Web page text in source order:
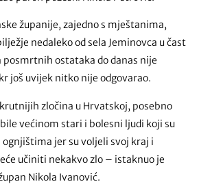
županije, zajedno s mještanima,
nedaleko od sela Jeminovca u čast
ostataka do danas nije
još uvijek nitko nije odgovarao.
zločina u Hrvatskoj, posebno
većinom stari i bolesni ljudi koji su
jer su voljeli svoj kraj i
učiniti nekakvo zlo – istaknuo je
Nikola Ivanović.